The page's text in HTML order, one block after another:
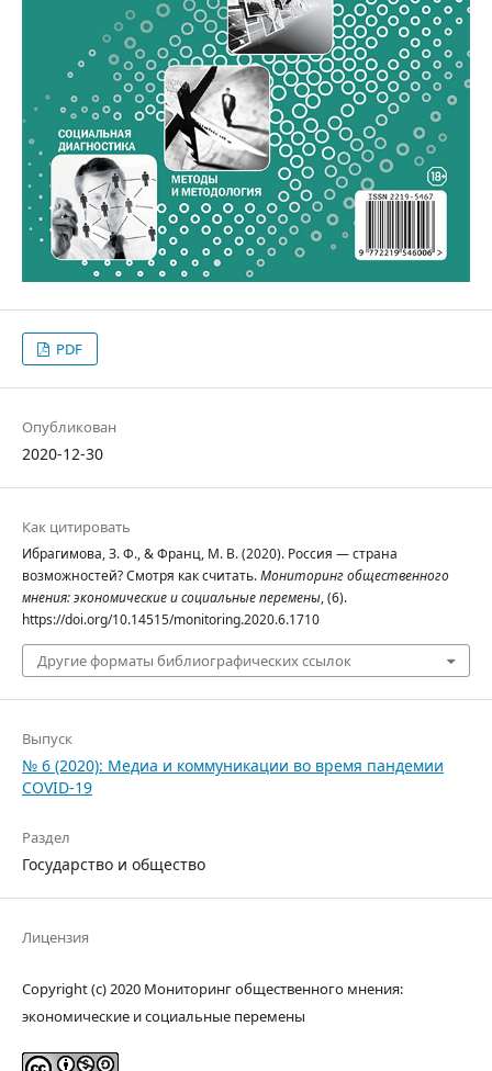
PDF
Опубликован
2020-12-30
Как цитировать
Ибрагимова, З. Ф., & Франц, М. В. (2020). Россия — страна
возможностей? Смотря как считать.Мониторинг общественного
мнения: экономические и социальные перемены, (6).
https://doi.org/10.14515/monitoring.2020.6.1710
Другие форматы библиографических ссылок
Выпуск
№ 6 (2020): Медиа и коммуникации во время пандемии
COVID-19
Раздел
Государство и общество
Лицензия
Copyright (c) 2020 Мониторинг общественного мнения:
экономические и социальные перемены